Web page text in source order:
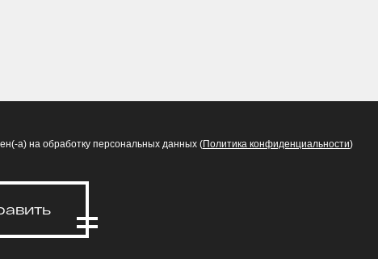
а) на обработку персональных данных (Политика конфиденциальности)